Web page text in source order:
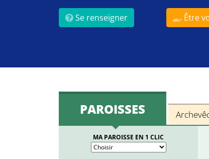
Se renseigner Être
PAROISSES
MA PAROISSE EN 1 CLIC